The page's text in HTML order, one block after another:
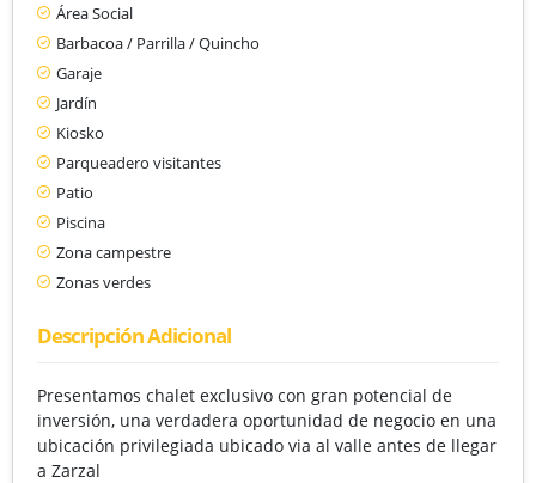
Área Social
Barbacoa / Parrilla / Quincho
Garaje
Jardín
Kiosko
Parqueadero visitantes
Patio
Piscina
Zona campestre
Zonas verdes
Descripción Adicional
Presentamos chalet exclusivo con gran potencial de
inversión, una verdadera oportunidad de negocio en una
ubicación privilegiada ubicado via al valle antes de llegar
a Zarzal